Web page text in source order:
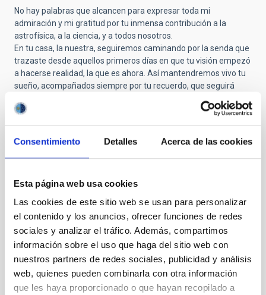
Consentimiento Detalles Acerca de las cookies
Esta página web usa cookies
Las cookies de este sitio web se usan para personalizar
el contenido y los anuncios, ofrecer funciones de redes
sociales y analizar el tráfico. Además, compartimos
información sobre el uso que haga del sitio web con
nuestros partners de redes sociales, publicidad y análisis
web, quienes pueden combinarla con otra información
que les haya proporcionado o que hayan recopilado a
No hay palabras que alcancen para expresar toda mi
admiración y mi gratitud por tu inmensa contribución a la
astrofísica, a la ciencia, y a todos nosotros.
En tu casa, la nuestra, seguiremos caminando por la senda que
trazaste desde aquellos primeros días en que tu visión empezó
a hacerse realidad, la que es ahora. Así mantendremos vivo tu
sueño, acompañados siempre por tu recuerdo, que seguirá
Mi gratitud, y la de toda mi familia, es profunda. Sé bien que no
estaría hoy escribiendo estas líneas, ni viviendo este sueño
hecho realidad, si no hubieras construido el camino que hoy nos
sostiene e inspira desde nuestra querida casa. Mi vida ha
girado, y seguirá girando, en torno al deseo de acercarme un
Mis más sentidas condolencias a toda tu familia. Ahora te toca
descansar en paz, con la certeza de que tu legado seguirá
brillando, como una estrella más, en el cielo que tanto te inspiró
Submitted by Pedro Andrés C… (no verificado)on Mié,
29/10/2025 - 09:40